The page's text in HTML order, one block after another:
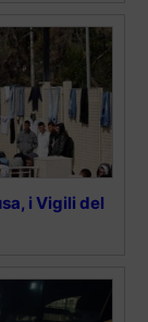
i Vigili del